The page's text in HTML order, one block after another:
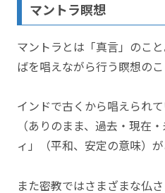
マントラ瞑想
マントラとは「真言」のこ
ばを唱えながら行う瞑想のこ
インドで古くから唱えられ
（ありのまま、過去・現在
ィ」（平和、安定の意味）が
また密教ではさまざまな仏